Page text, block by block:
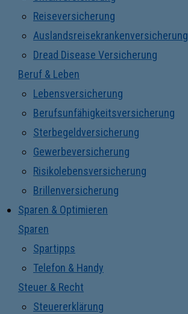
Reiseversicherung
Auslandsreisekrankenversicherung
Dread Disease Versicherung
Beruf & Leben
Lebensversicherung
Berufsunfähigkeitsversicherung
Sterbegeldversicherung
Gewerbeversicherung
Risikolebensversicherung
Brillenversicherung
Sparen & Optimieren
Sparen
Spartipps
Telefon & Handy
Steuer & Recht
Steuererklärung